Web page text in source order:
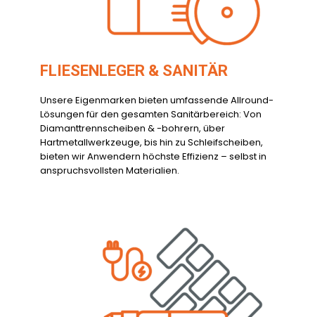
FLIESENLEGER & SANITÄR
Unsere Eigenmarken bieten umfassende Allround-
Lösungen für den gesamten Sanitärbereich: Von
Diamanttrennscheiben & -bohrern, über
Hartmetallwerkzeuge, bis hin zu Schleifscheiben,
bieten wir Anwendern höchste Effizienz – selbst in
anspruchsvollsten Materialien.